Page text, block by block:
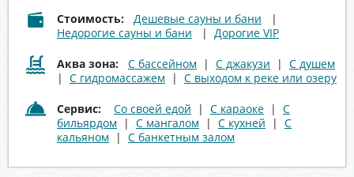
Стоимость: Дешевые сауны и бани |
Недорогие сауны и бани | Дорогие VIP
Аква зона: С бассейном | С джакузи | С душем
| С гидромассажем | С выходом к реке или озеру
Сервис: Со своей едой | С караоке | С
бильярдом | С мангалом | С кухней | С
кальяном | С банкетным залом